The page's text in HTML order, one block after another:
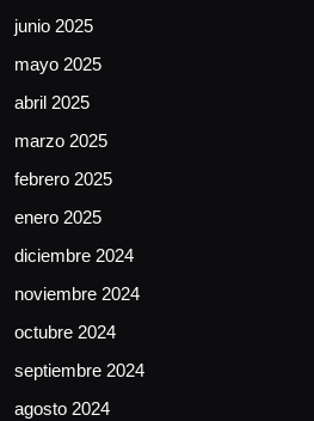
junio 2025
mayo 2025
abril 2025
marzo 2025
febrero 2025
enero 2025
diciembre 2024
noviembre 2024
octubre 2024
septiembre 2024
agosto 2024